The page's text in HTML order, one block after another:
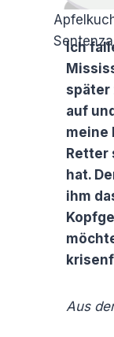
Ich
später
auf
meine
Retter
hat.
ihm
Aus